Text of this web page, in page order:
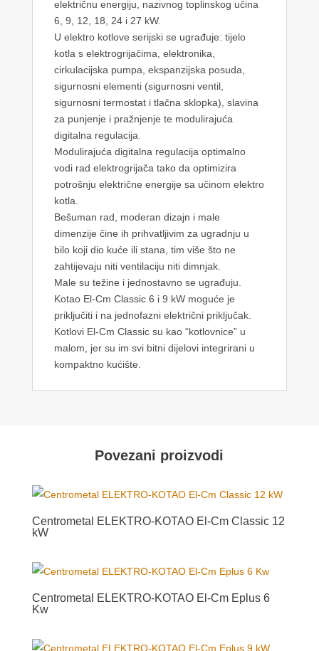
električnu energiju, nazivnog toplinskog učina
6, 9, 12, 18, 24 i 27 kW.
U elektro kotlove serijski se ugrađuje: tijelo
kotla s elektrogrijačima, elektronika,
cirkulacijska pumpa, ekspanzijska posuda,
sigurnosni elementi (sigurnosni ventil,
sigurnosni termostat i tlačna sklopka), slavina
za punjenje i pražnjenje te modulirajuća
digitalna regulacija.
Modulirajuća digitalna regulacija optimalno
vodi rad elektrogrijača tako da optimizira
potrošnju električne energije sa učinom elektro
kotla.
Bešuman rad, moderan dizajn i male
dimenzije čine ih prihvatljivim za ugradnju u
bilo koji dio kuće ili stana, tim više što ne
zahtijevaju niti ventilaciju niti dimnjak.
Male su težine i jednostavno se ugrađuju.
Kotao El-Cm Classic 6 i 9 kW moguće je
priključiti i na jednofazni električni priključak.
Kotlovi El-Cm Classic su kao “kotlovnice” u
malom, jer su im svi bitni dijelovi integrirani u
kompaktno kućište.
Povezani proizvodi
Centrometal ELEKTRO-KOTAO El-Cm Classic 12
kW
Centrometal ELEKTRO-KOTAO El-Cm Eplus 6
Kw